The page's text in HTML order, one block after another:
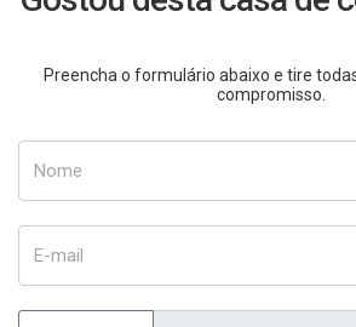
Preencha o formulário abaixo e tire
compromisso.